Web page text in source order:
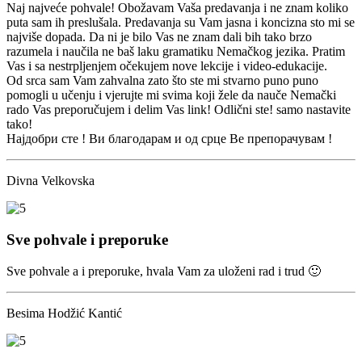
Naj najveće pohvale! Obožavam Vaša predavanja i ne znam koliko
puta sam ih preslušala. Predavanja su Vam jasna i koncizna sto mi se
najviše dopada. Da ni je bilo Vas ne znam dali bih tako brzo
razumela i naučila ne baš laku gramatiku Nemačkog jezika. Pratim
Vas i sa nestrpljenjem očekujem nove lekcije i videо-edukacije.
Od srca sam Vam zahvalna zato što ste mi stvarno puno puno
pomogli u učenju i vjerujte mi svima koji žele da nauče Nemački
rado Vas preporučujem i delim Vas link! Odlični ste! samo nastavite
tako!
Најдобри сте ! Ви благодарам и од срце Ве препорачувам !
Divna Velkovska
Sve pohvale i preporuke
Sve pohvale a i preporuke, hvala Vam za uloženi rad i trud 🙂
Besima Hodžić Kantić